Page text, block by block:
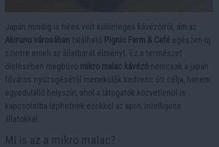
Japán mindig is híres volt különleges kávézóiról, ám az
Akiruno városában található Pignic Farm & Café egészen új
szintre emeli az állatbarát élményt. Ez a természet
ölelésében megbúvó mikro malac kávézó nemcsak a japán
főváros nyüzsgésétől menekülők kedvenc úti célja, hanem
egyedülálló helyszín, ahol a látogatók közvetlenül is
kapcsolatba léphetnek ezekkel az apró, intelligens
állatokkal.
Mi is az a mikro malac?